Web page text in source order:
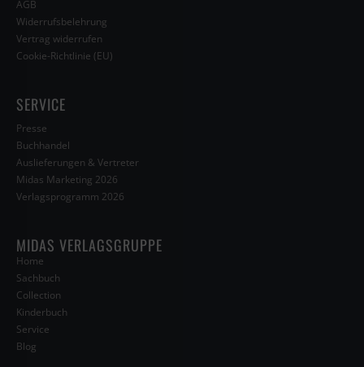
AGB
Widerrufsbelehrung
Vertrag widerrufen
Cookie-Richtlinie (EU)
SERVICE
Presse
Buchhandel
Auslieferungen & Vertreter
Midas Marketing 2026
Verlagsprogramm 2026
MIDAS VERLAGSGRUPPE
Home
Sachbuch
Collection
Kinderbuch
Service
Blog